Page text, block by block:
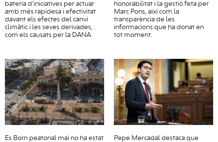
bateria d’iniciatives per actuar
amb més rapidesa i efectivitat
davant els efectes del canvi
climàtic i les seves derivades,
com els causats per la DANA
honorabilitat i la gestió feta per
Marc Pons, així com la
transparència de les
informacions que ha donat en
tot moment.
Es Born peatonal mai no ha estat
Pepe Mercadal destaca que